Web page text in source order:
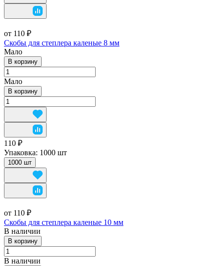
от 110 ₽
Скобы для степлера каленые 8 мм
Мало
В корзину
Мало
В корзину
110 ₽
Упаковка: 1000 шт
1000 шт
от 110 ₽
Скобы для степлера каленые 10 мм
В наличии
В корзину
В наличии